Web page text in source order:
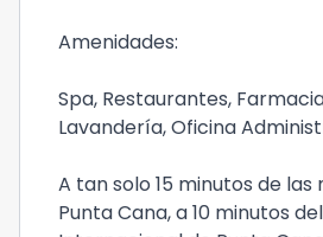
Amenidades:
Spa, Restaurantes,
Lavandería, Oficina
A tan solo 15 minutos de
Punta Cana, a 10 minutos